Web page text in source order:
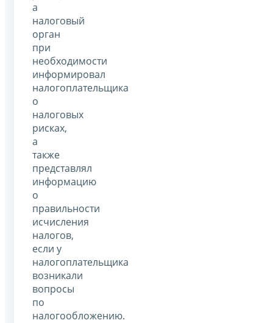
а
налоговый
орган
при
необходимости
информировал
налогоплательщика
о
налоговых
рисках,
а
также
представлял
информацию
о
правильности
исчисления
налогов,
если у
налогоплательщика
возникали
вопросы
по
налогообложению.